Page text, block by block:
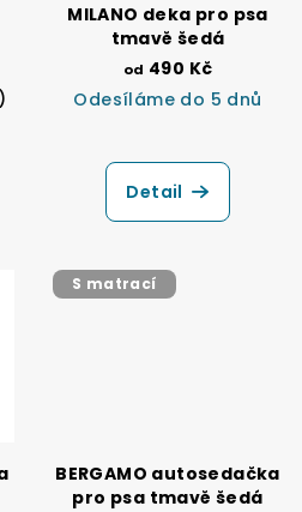
MILANO deka pro psa
tmavě šedá
od 490 Kč
Odesíláme do 5 dnů
hodnocení
produktu
5
hvězdiček.
Detail
S matrací
BERGAMO autosedačka
pro psa tmavě šedá